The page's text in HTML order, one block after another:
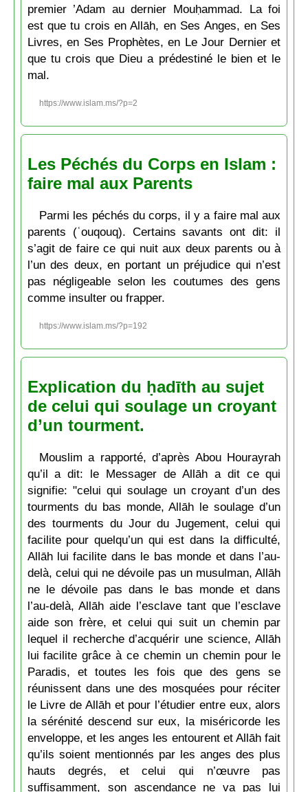
premier ’Adam au dernier Mouḥammad. La foi
est que tu crois en Allāh, en Ses Anges, en Ses
Livres, en Ses Prophètes, en Le Jour Dernier et
que tu crois que Dieu a prédestiné le bien et le
mal.
https://www.islam.ms/?p=2
Les Péchés du Corps en Islam :
faire mal aux Parents
Parmi les péchés du corps, il y a faire mal aux
parents (ʿouqouq). Certains savants ont dit: il
s’agit de faire ce qui nuit aux deux parents ou à
l’un des deux, en portant un préjudice qui n’est
pas négligeable selon les coutumes des gens
comme insulter ou frapper.
https://www.islam.ms/?p=192
Explication du ḥadīth au sujet
de celui qui soulage un croyant
d’un tourment.
Mouslim a rapporté, d’après Abou Hourayrah
qu’il a dit: le Messager de Allāh a dit ce qui
signifie: "celui qui soulage un croyant d’un des
tourments du bas monde, Allāh le soulage d’un
des tourments du Jour du Jugement, celui qui
facilite pour quelqu’un qui est dans la difficulté,
Allāh lui facilite dans le bas monde et dans l’au-
delà, celui qui ne dévoile pas un musulman, Allāh
ne le dévoile pas dans le bas monde et dans
l’au-delà, Allāh aide l’esclave tant que l’esclave
aide son frère, et celui qui suit un chemin par
lequel il recherche d’acquérir une science, Allāh
lui facilite grâce à ce chemin un chemin pour le
Paradis, et toutes les fois que des gens se
réunissent dans une des mosquées pour réciter
le Livre de Allāh et pour l’étudier entre eux, alors
la sérénité descend sur eux, la miséricorde les
enveloppe, et les anges les entourent et Allāh fait
qu’ils soient mentionnés par les anges des plus
hauts degrés, et celui qui n’œuvre pas
suffisamment, son ascendance ne va pas lui